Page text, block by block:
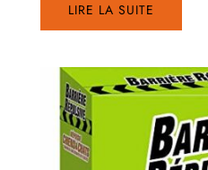
LIRE LA SUITE